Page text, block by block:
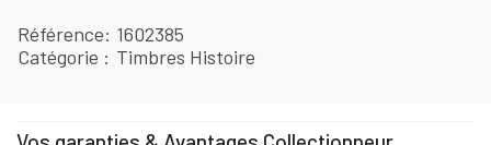
Référence 1602385
Catégorie
Timbres Histoire